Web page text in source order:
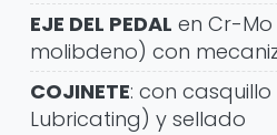
EJE DEL PEDAL en Cr-
molibdeno) con
COJINETE: con casquillo
Lubricating) y sellado